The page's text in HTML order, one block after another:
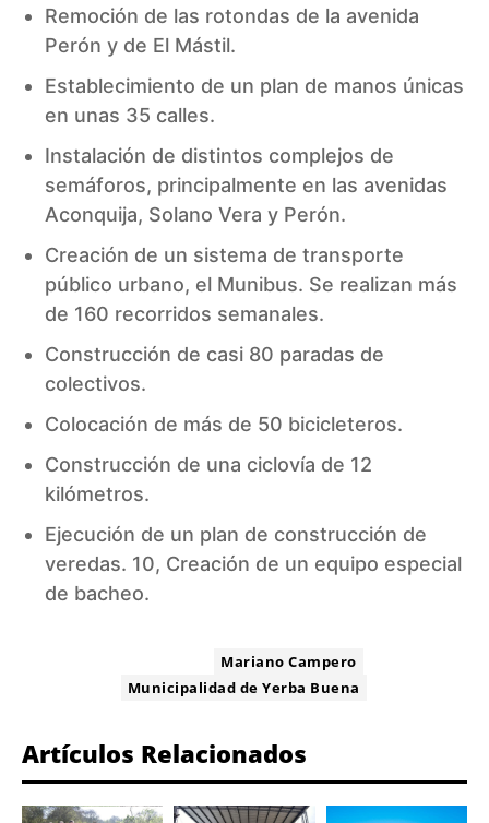
Remoción de las rotondas de la avenida
Perón y de El Mástil.
Establecimiento de un plan de manos únicas
en unas 35 calles.
Instalación de distintos complejos de
semáforos, principalmente en las avenidas
Aconquija, Solano Vera y Perón.
Creación de un sistema de transporte
público urbano, el Munibus. Se realizan más
de 160 recorridos semanales.
Construcción de casi 80 paradas de
colectivos.
Colocación de más de 50 bicicleteros.
Construcción de una ciclovía de 12
kilómetros.
Ejecución de un plan de construcción de
veredas. 10, Creación de un equipo especial
de bacheo.
Mariano Campero
Municipalidad de Yerba Buena
Artículos Relacionados